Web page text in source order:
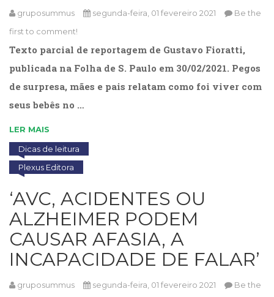
gruposummus segunda-feira, 01 fevereiro 2021
Be the
first to comment!
Texto parcial de reportagem de Gustavo Fioratti,
publicada na Folha de S. Paulo em 30/02/2021. Pegos
de surpresa, mães e pais relatam como foi viver com
seus bebês no …
LER MAIS
Dicas de leitura
Plexus Editora
‘AVC, ACIDENTES OU
ALZHEIMER PODEM
CAUSAR AFASIA, A
INCAPACIDADE DE FALAR’
gruposummus segunda-feira, 01 fevereiro 2021
Be the